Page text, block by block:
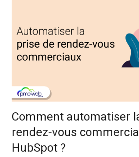
Comment automatiser
rendez-vous
HubSpot ?